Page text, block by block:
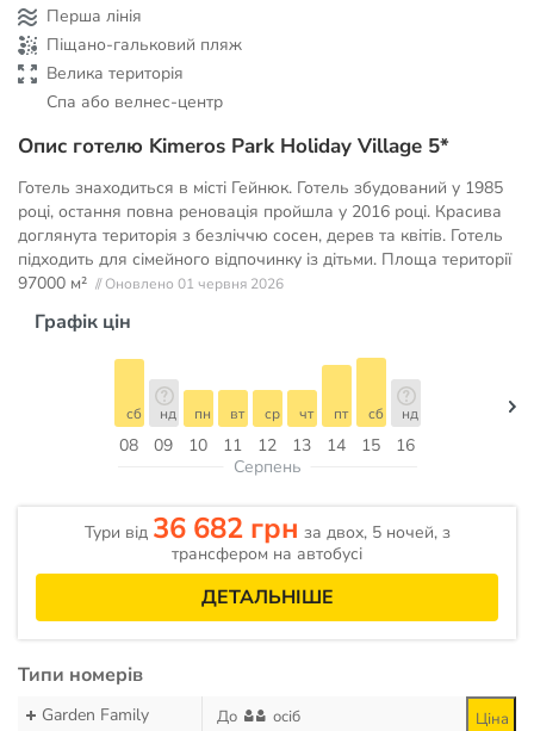
Перша лінія
Піщано-гальковий пляж
Велика територія
Спа або велнес-центр
Опис готелю Kimeros Park Holiday Village 5*
Готель знаходиться в місті Гейнюк. Готель збудований у 1985
році, остання повна реновація пройшла у 2016 році. Красива
доглянута територія з безліччю сосен, дерев та квітів. Готель
підходить для сімейного відпочинку із дітьми. Площа території
97000 м² // Оновлено 01 червня 2026
Графік цін
08
сб
09
нд
10
пн
11
вт
12
ср
13
чт
14
пт
15
сб
16
нд
Серпень
Тури від 36 682 грн за двох, 5 ночей, з
трансфером на автобусі
ДЕТАЛЬНІШЕ
Типи номерів
Garden Family До осіб Ціна